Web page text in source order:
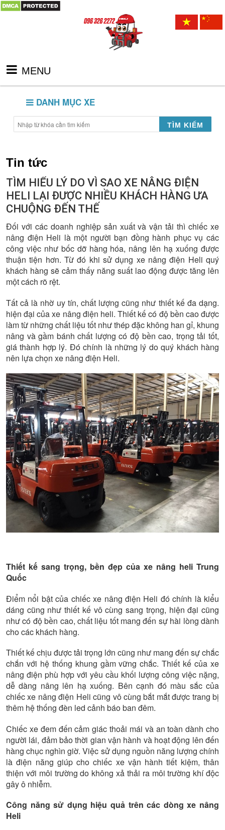
MENU
DANH MỤC XE
TÌM KIẾM
Tin tức
TÌM HIỂU LÝ DO VÌ SAO XE NÂNG ĐIỆN
HELI LẠI ĐƯỢC NHIỀU KHÁCH HÀNG ƯA
CHUỘNG ĐẾN THẾ
Đối với các doanh nghiệp sản xuất và vận tải thì chiếc xe
nâng điện Heli là một người bạn đồng hành phục vụ các
công việc như bốc dỡ hàng hóa, nâng lên hạ xuống được
thuận tiện hơn. Từ đó khi sử dụng xe nâng điện Heli quý
khách hàng sẽ cảm thấy năng suất lao động được tăng lên
một cách rõ rệt.
Tất cả là nhờ uy tín, chất lượng cũng như thiết kế đa dạng.
hiện đại của xe nâng điện heli. Thiết kế có độ bền cao được
làm từ những chất liệu tốt như thép đặc không han gỉ, khung
nâng và gầm bánh chất lượng có độ bền cao, trọng tải tốt,
giá thành hợp lý. Đó chính là những lý do quý khách hàng
nên lựa chọn xe nâng điện Heli.
Thiết kế sang trọng, bền đẹp của xe nâng heli Trung
Quốc
Điểm nổi bật của chiếc xe nâng điện Heli đó chính là kiểu
dáng cũng như thiết kế vô cùng sang trọng, hiện đại cũng
như có độ bền cao, chất liệu tốt mang đến sự hài lòng dành
cho các khách hàng.
Thiết kế chịu được tải trọng lớn cũng như mang đến sự chắc
chắn với hệ thống khung gầm vững chắc. Thiết kế của xe
nâng điện phù hợp với yêu cầu khối lượng công việc nặng,
dễ dàng nâng lên hạ xuống. Bên cạnh đó màu sắc của
chiếc xe nâng điện Heli cũng vô cùng bắt mắt được trang bị
thêm hệ thống đèn led cảnh báo ban đêm.
Chiếc xe đem đến cảm giác thoải mái và an toàn dành cho
người lái, đảm bảo thời gian vận hành và hoạt động lên đến
hàng chục nghìn giờ. Việc sử dụng nguồn năng lượng chính
là điện năng giúp cho chiếc xe vận hành tiết kiệm, thân
thiện với môi trường do không xả thải ra môi trường khí độc
gây ô nhiễm.
Công năng sử dụng hiệu quả trên các dòng xe nâng
Heli